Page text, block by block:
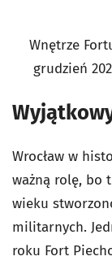
Wnętrze
grudzień
Wrocław w
ważną rolę, bo
wieku
militarnych.
roku Fort